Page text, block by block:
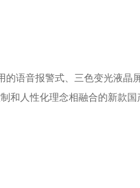
的语音报警式、三色变光液晶
和人性化理念相融合的新款国